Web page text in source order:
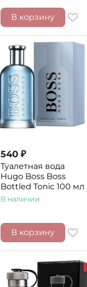
В корзину
540 ₽
Туалетная вода
Hugo Boss Boss
Bottled Tonic 100 мл
В наличии
В корзину